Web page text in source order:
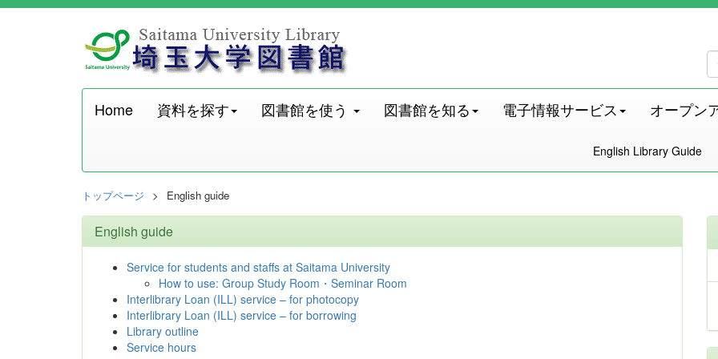
Home 資料を探す 図書館を使う 図書館を知る 電子情報サービス オープン
English Library Guide
トップページ English guide
English guide
Service for students and staffs at Saitama University
How to use: Group Study Room・Seminar Room
Interlibrary Loan (ILL) service – for photocopy
Interlibrary Loan (ILL) service – for borrowing
Library outline
Service hours